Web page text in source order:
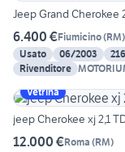
Jeep Grand Cherokee
6.400 €Fiumicino(RM)
Usato
06/2003
Rivenditore
Vetrina
jeep Cherokee xj 2,1
12.000 €Roma (RM)